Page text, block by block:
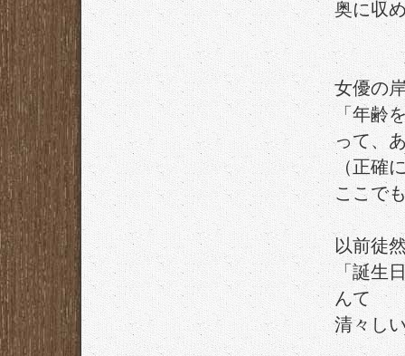
奥に収
女優の
「年齢
って、
（正確
ここで
以前徒
「誕生
んて
清々し